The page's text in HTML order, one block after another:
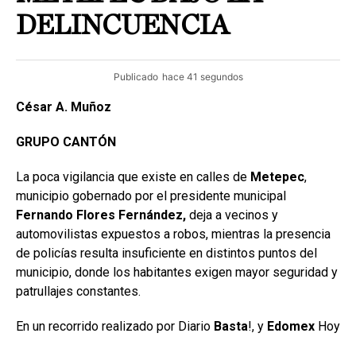
DELINCUENCIA
Publicado hace 41 segundos
César A. Muñoz
GRUPO CANTÓN
La poca vigilancia que existe en calles de Metepec,
municipio gobernado por el presidente municipal
Fernando Flores Fernández, deja a vecinos y
automovilistas expuestos a robos, mientras la presencia
de policías resulta insuficiente en distintos puntos del
municipio, donde los habitantes exigen mayor seguridad y
patrullajes constantes.
En un recorrido realizado por Diario Basta!, y Edomex Hoy